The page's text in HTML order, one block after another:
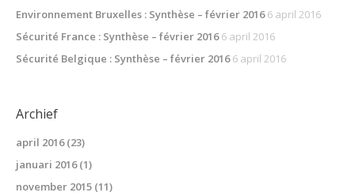
Environnement Bruxelles : Synthèse – février 2016 6 april 2016
Sécurité France : Synthèse – février 2016 6 april 2016
Sécurité Belgique : Synthèse – février 2016 6 april 2016
Archief
april 2016(23)
januari 2016(1)
november 2015 (11)